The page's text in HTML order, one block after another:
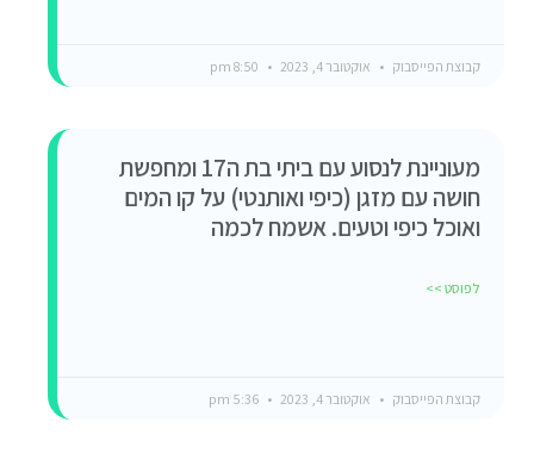
קבוצת הפייסבוק אוקטובר 4, 2023
מעוניינת לנסוע עם ביתי בת ה17 ומחפשת
חושה עם מזגן (כיפי ואותנטי) על קו המים
ואוכל כיפי וטעים. אשמח לכמה
לפוסט >>
קבוצת הפייסבוק אוקטובר 4, 2023